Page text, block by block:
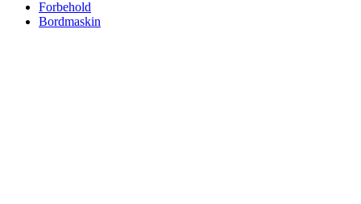
Forbehold
Bordmaskin